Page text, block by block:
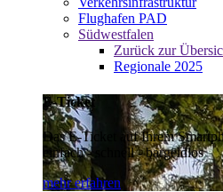
Flughafen PAD
Südwestfalen
Zurück zur
Regionale 2025
E-Ticket
Das E-Ticket auf Ihrem
einfach - schnell - bargeldlos
mehr erfahren